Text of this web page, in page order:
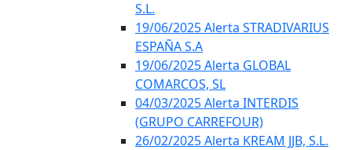
S.L.
19/06/2025 Alerta STRADIVARIUS
ESPAÑA S.A
19/06/2025 Alerta GLOBAL
COMARCOS, SL
04/03/2025 Alerta INTERDIS
(GRUPO CARREFOUR)
26/02/2025 Alerta KREAM JJB, S.L.